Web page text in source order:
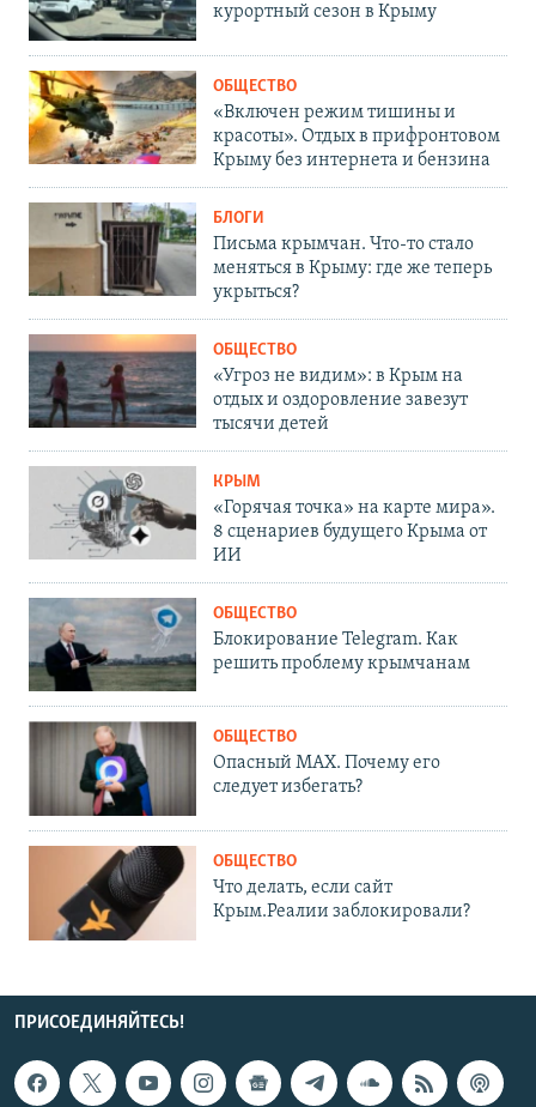
курортный сезон в Крыму
ОБЩЕСТВО
«Включен режим тишины и
красоты». Отдых в прифронтовом
Крыму без интернета и бензина
БЛОГИ
Письма крымчан. Что-то стало
меняться в Крыму: где же теперь
укрыться?
ОБЩЕСТВО
«Угроз не видим»: в Крым на
отдых и оздоровление завезут
тысячи детей
КРЫМ
«Горячая точка» на карте мира».
8 сценариев будущего Крыма от
ИИ
ОБЩЕСТВО
Блокирование Telegram. Как
решить проблему крымчанам
ОБЩЕСТВО
Опасный MAX. Почему его
следует избегать?
ОБЩЕСТВО
Что делать, если сайт
Крым.Реалии заблокировали?
ПРИСОЕДИНЯЙТЕСЬ!